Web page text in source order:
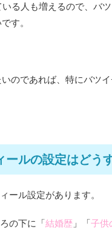
る人も増えるので、バ
す。
のであれば、特にバツ
ルの設定はどう
ール設定があります。
の下に「結婚歴 」「子供